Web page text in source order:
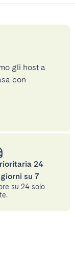
gli host a
con
24
su 7
su 24 solo